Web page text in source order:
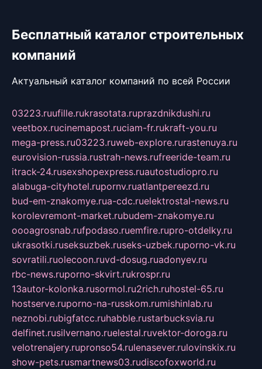
Бесплатный каталог строительных
компаний
Актуальный каталог компаний по всей России
03223.ruufille.rukrasotata.ruprazdnikdushi.ru
veetbox.rucinemapost.ruciam-fr.rukraft-you.ru
mega-press.ru03223.ruweb-explore.rurastenuya.ru
eurovision-russia.rustrah-news.rufreeride-team.ru
itrack-24.rusexshopexpress.ruautostudiopro.ru
alabuga-cityhotel.rupornv.ruatlantpereezd.ru
bud-em-znakomye.rua-cdc.ruelektrostal-news.ru
korolevremont-market.rubudem-znakomye.ru
oooagrosnab.rufpodaso.ruemfire.rupro-otdelky.ru
ukrasotki.ruseksuzbek.ruseks-uzbek.ruporno-vk.ru
sovratili.ruolecoon.ruvd-dosug.ruadonyev.ru
rbc-news.ruporno-skvirt.rukrospr.ru
13autor-kolonka.rusormol.ru2rich.ruhostel-65.ru
hostserve.ruporno-na-russkom.rumishinlab.ru
neznobi.rubigfatcc.ruhabble.rustarbucksvia.ru
delfinet.rusilvernano.ruelestal.ruvektor-doroga.ru
velotrenajery.rupronso54.rulenasever.rulovinskix.ru
show-pets.rusmartnews03.rudiscofoxworld.ru